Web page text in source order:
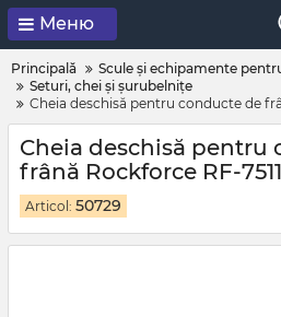
Меню
Principală
Scule și echipamente
Seturi, chei și șurubelnițe
Cheia deschisă pentru conducte de
Cheia deschisă pentru
frână Rockforce RF-
Articol: 50729